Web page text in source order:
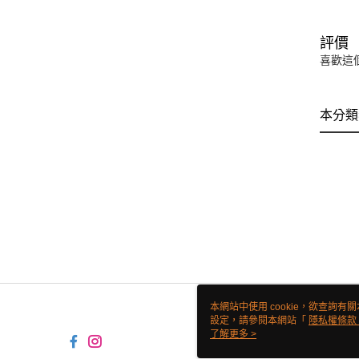
評價
喜歡這
本分
本網站中使用 cookie，欲查詢有
設定，請參閱本網站「 隱私權條款
使用 cookie。
了解更多 >